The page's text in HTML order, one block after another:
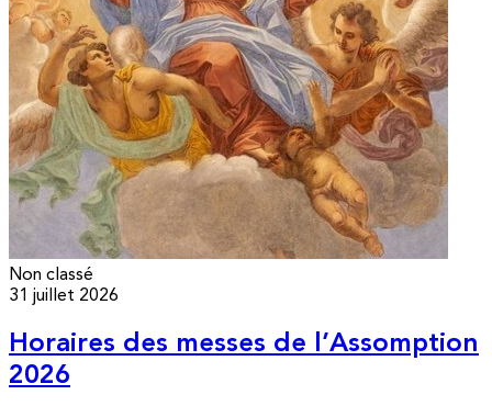
Non classé
31 juillet 2026
Horaires des messes de l’Assomption
2026